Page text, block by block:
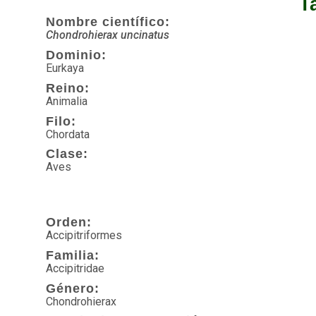
Nombre científico:
Chondrohierax uncinatus
Dominio:
Eurkaya
Reino:
Animalia
Filo:
Chordata
Clase:
Aves
Orden:
Accipitriformes
Familia:
Accipitridae
Género:
Chondrohierax